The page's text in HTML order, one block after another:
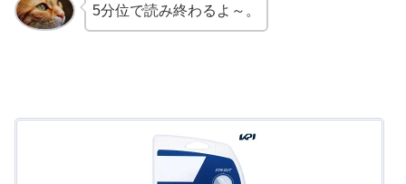
5分位で読み終わるよ～。